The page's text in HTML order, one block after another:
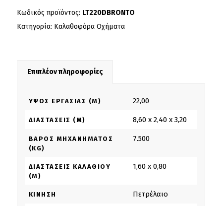
Κωδικός προϊόντος: LT220DBRONTO
Κατηγορία: Καλαθοφόρα Οχήματα
Επιπλέον πληροφορίες
ΎΨΟΣ ΕΡΓΑΣΊΑΣ (M) 22,00
ΔΙΑΣΤΆΣΕΙΣ (M) 8,60 x 2,40 x 3,20
ΒΆΡΟΣ ΜΗΧΑΝΉΜΑΤΟΣ
(KG)
7.500
ΔΙΑΣΤΆΣΕΙΣ ΚΑΛΑΘΙΟΎ
(M)
1,60 x 0,80
ΚΊΝΗΣΗ Πετρέλαιο